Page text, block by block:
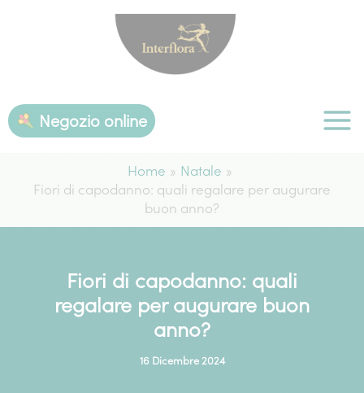
Negozio online
Home
Natale
Fiori di capodanno: quali regalare per augurare
buon anno?
Fiori di capodanno: quali
regalare per augurare buon
anno?
16 Dicembre 2024